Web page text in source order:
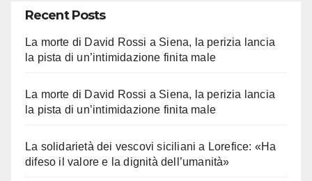
Recent Posts
La morte di David Rossi a Siena, la perizia lancia
la pista di un’intimidazione finita male
La morte di David Rossi a Siena, la perizia lancia
la pista di un’intimidazione finita male
La solidarietà dei vescovi siciliani a Lorefice: «Ha
difeso il valore e la dignità dell’umanità»